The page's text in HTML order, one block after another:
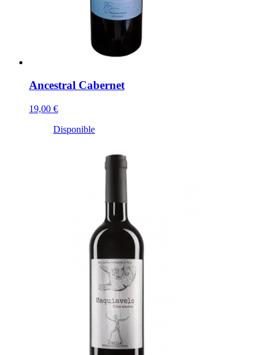
Ancestral Cabernet
19,00 €
Disponible